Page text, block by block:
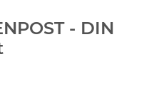
- DIN